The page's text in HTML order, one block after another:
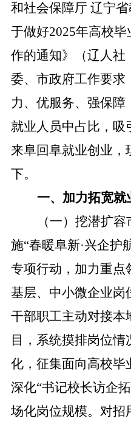
和社会保障厅 辽宁
于做好2025年高校
作的通知》（辽人社
委、市政府工作要求
力、优服务、强保障
就业人员中占比，吸
来阜回阜就业创业，
下。
一、加力拓宽就
（一）挖潜扩容
施“春暖阜新·兴企护
专项行动， 加力重点
基层、中小微企业岗
干部职工主动对接本
目，系统摸排岗位
化，征集面向高校毕
深化“书记校长访企
场化岗位规模。 对招